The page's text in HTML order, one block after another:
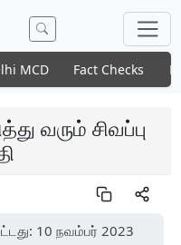
MCD Fact Checks
வரும் சிவப்பு
10 நவம்பர் 2023